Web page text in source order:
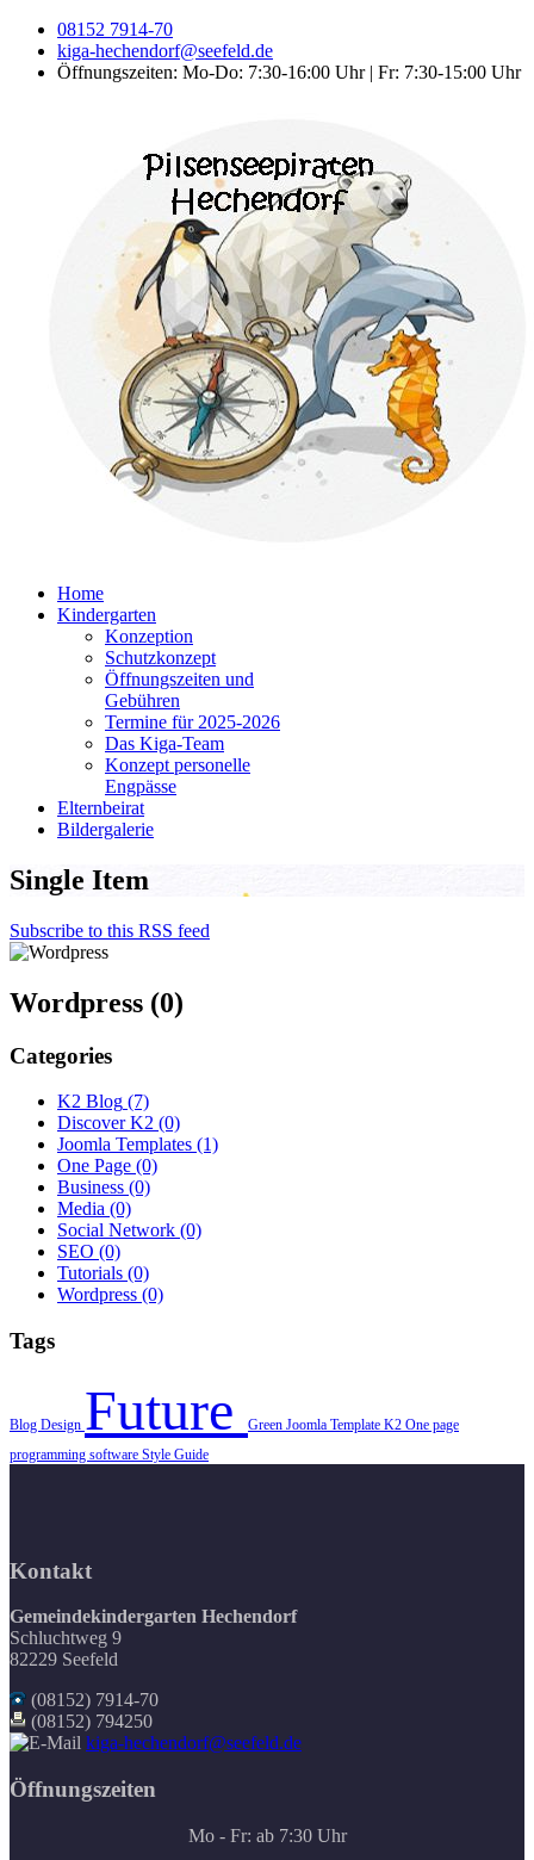
08152 7914-70
kiga-hechendorf@seefeld.de
Öffnungszeiten: Mo-Do: 7:30-16:00 Uhr | Fr: 7:30-15:00 Uhr
Home
Kindergarten
Konzeption
Schutzkonzept
Öffnungszeiten und
Gebühren
Termine für 2025-2026
Das Kiga-Team
Konzept personelle
Engpässe
Elternbeirat
Bildergalerie
Single Item
Subscribe to this RSS feed
Wordpress (0)
Categories
K2 Blog (7)
Discover K2 (0)
Joomla Templates (1)
One Page (0)
Business (0)
Media (0)
Social Network (0)
SEO (0)
Tutorials (0)
Wordpress (0)
Tags
Blog Design Future Green Joomla Template K2 One page
programming software Style Guide
Kontakt
Gemeindekindergarten Hechendorf
Schluchtweg 9
82229 Seefeld
(08152) 7914-70
(08152) 794250
kiga-hechendorf@seefeld.de
Öffnungszeiten
Mo - Fr: ab 7:30 Uhr